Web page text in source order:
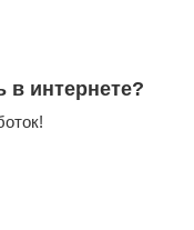
в интернете?